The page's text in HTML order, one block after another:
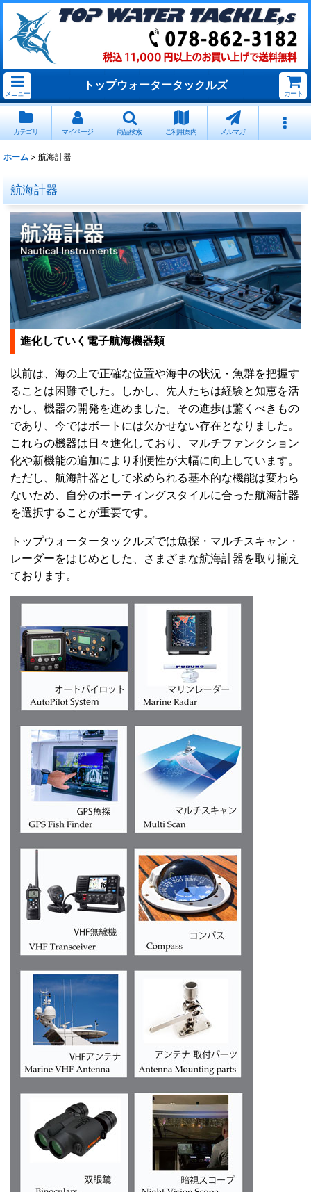
メニュー
トップウォータータックルズ
カート
カテゴリ マイページ 商品検索 ご利用案内 メルマガ
ホーム > 航海計器
航海計器
進化していく電子航海機器類
以前は、海の上で正確な位置や海中の状況・魚群を把握す
ることは困難でした。しかし、先人たちは経験と知恵を活
かし、機器の開発を進めました。その進歩は驚くべきもの
であり、今ではボートには欠かせない存在となりました。
これらの機器は日々進化しており、マルチファンクション
化や新機能の追加により利便性が大幅に向上しています。
ただし、航海計器として求められる基本的な機能は変わら
ないため、自分のボーティングスタイルに合った航海計器
を選択することが重要です。
トップウォータータックルズでは魚探・マルチスキャン・
レーダーをはじめとした、さまざまな航海計器を取り揃え
ております。